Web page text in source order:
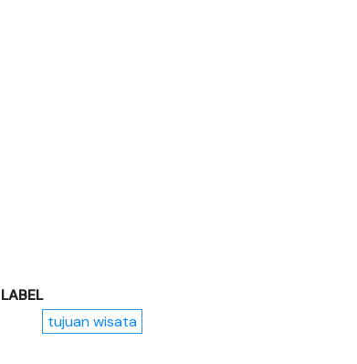
LABEL
tujuan wisata